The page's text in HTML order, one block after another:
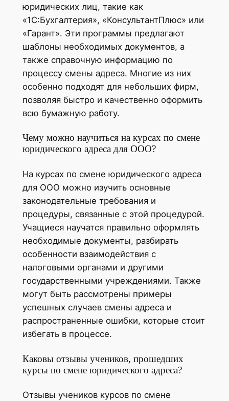
юридических лиц, такие как
«1С:Бухгалтерия», «КонсультантПлюс» или
«Гарант». Эти программы предлагают
шаблоны необходимых документов, а
также справочную информацию по
процессу смены адреса. Многие из них
особенно подходят для небольших фирм,
позволяя быстро и качественно оформить
всю бумажную работу.
Чему можно научиться на курсах по смене
юридического адреса для ООО?
На курсах по смене юридического адреса
для ООО можно изучить основные
законодательные требования и
процедуры, связанные с этой процедурой.
Учащиеся научатся правильно оформлять
необходимые документы, разбирать
особенности взаимодействия с
налоговыми органами и другими
государственными учреждениями. Также
могут быть рассмотрены примеры
успешных случаев смены адреса и
распространенные ошибки, которые стоит
избегать в процессе.
Каковы отзывы учеников, прошедших
курсы по смене юридического адреса?
Отзывы учеников курсов по смене